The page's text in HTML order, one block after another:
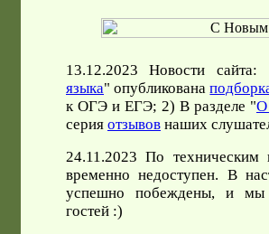
13.12.2023 Новости
языка" опубликована
к ОГЭ и ЕГЭ; 2) В разделе "О
серия отзывов наших
24.11.2023 По
временно недоступен. В
успешно побеждены, и мы
гостей :)